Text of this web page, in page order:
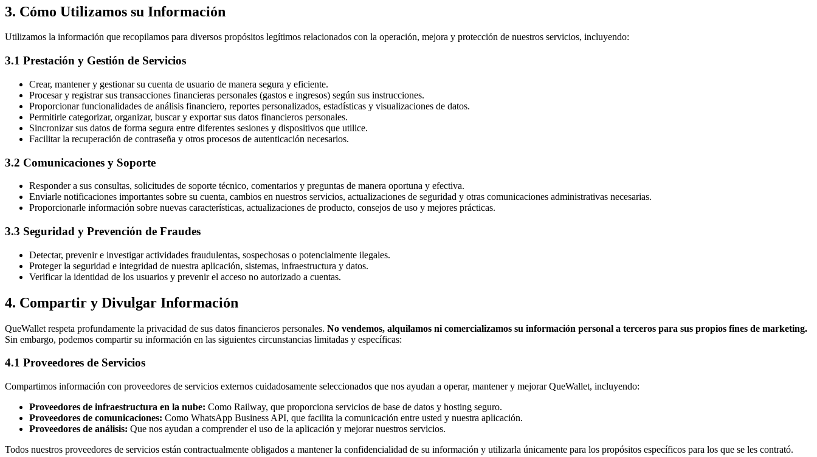
3. Cómo Utilizamos su Información
Utilizamos la información que recopilamos para diversos propósitos legítimos relacionados con la operación, mejora y protección de nuestros servicios, incluyendo:
3.1 Prestación y Gestión de Servicios
Crear, mantener y gestionar su cuenta de usuario de manera segura y eficiente.
Procesar y registrar sus transacciones financieras personales (gastos e ingresos) según sus instrucciones.
Proporcionar funcionalidades de análisis financiero, reportes personalizados, estadísticas y visualizaciones de datos.
Permitirle categorizar, organizar, buscar y exportar sus datos financieros personales.
Sincronizar sus datos de forma segura entre diferentes sesiones y dispositivos que utilice.
Facilitar la recuperación de contraseña y otros procesos de autenticación necesarios.
3.2 Comunicaciones y Soporte
Responder a sus consultas, solicitudes de soporte técnico, comentarios y preguntas de manera oportuna y efectiva.
Enviarle notificaciones importantes sobre su cuenta, cambios en nuestros servicios, actualizaciones de seguridad y otras comunicaciones administrativas necesarias.
Proporcionarle información sobre nuevas características, actualizaciones de producto, consejos de uso y mejores prácticas.
3.3 Seguridad y Prevención de Fraudes
Detectar, prevenir e investigar actividades fraudulentas, sospechosas o potencialmente ilegales.
Proteger la seguridad e integridad de nuestra aplicación, sistemas, infraestructura y datos.
Verificar la identidad de los usuarios y prevenir el acceso no autorizado a cuentas.
4. Compartir y Divulgar Información
QueWallet respeta profundamente la privacidad de sus datos financieros personales. No vendemos, alquilamos ni comercializamos su información personal a terceros para sus propios fines de marketing.
Sin embargo, podemos compartir su información en las siguientes circunstancias limitadas y específicas:
4.1 Proveedores de Servicios
Compartimos información con proveedores de servicios externos cuidadosamente seleccionados que nos ayudan a operar, mantener y mejorar QueWallet, incluyendo:
Proveedores de infraestructura en la nube: Como Railway, que proporciona servicios de base de datos y hosting seguro.
Proveedores de comunicaciones: Como WhatsApp Business API, que facilita la comunicación entre usted y nuestra aplicación.
Proveedores de análisis: Que nos ayudan a comprender el uso de la aplicación y mejorar nuestros servicios.
Todos nuestros proveedores de servicios están contractualmente obligados a mantener la confidencialidad de su información y utilizarla únicamente para los propósitos específicos para los que se les contrató.